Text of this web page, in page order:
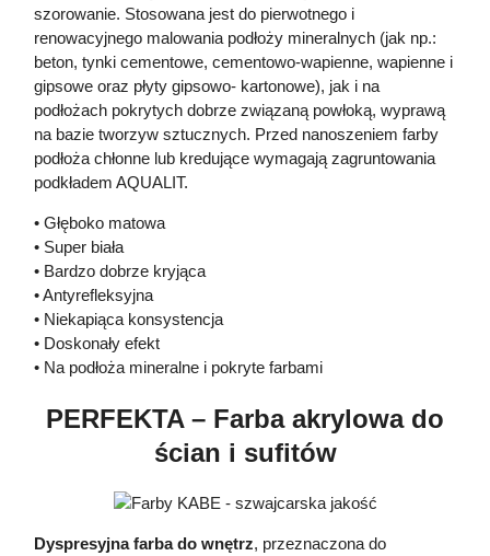
szorowanie. Stosowana jest do pierwotnego i
renowacyjnego malowania podłoży mineralnych (jak np.:
beton, tynki cementowe, cementowo-wapienne, wapienne i
gipsowe oraz płyty gipsowo- kartonowe), jak i na
podłożach pokrytych dobrze związaną powłoką, wyprawą
na bazie tworzyw sztucznych. Przed nanoszeniem farby
podłoża chłonne lub kredujące wymagają zagruntowania
podkładem AQUALIT.
• Głęboko matowa
• Super biała
• Bardzo dobrze kryjąca
• Antyrefleksyjna
• Niekapiąca konsystencja
• Doskonały efekt
• Na podłoża mineralne i pokryte farbami
PERFEKTA – Farba akrylowa do
ścian i sufitów
Dyspresyjna farba do wnętrz, przeznaczona do